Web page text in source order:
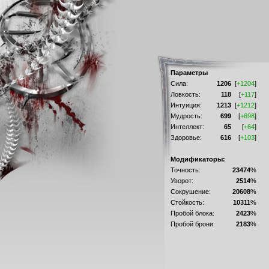
Параметры
Сила:
1206 [+1204]
Ловкость:
118 [+117]
Интуиция:
1213 [+1212]
Мудрость:
699 [+698]
Интеллект:
65 [+64]
Здоровье:
616 [+103]
Модификаторы:
Точность:
23474%
Уворот:
2514%
Сокрушение:
20608%
Стойкость:
10311%
Пробой блока:
2423%
Пробой брони:
2183%